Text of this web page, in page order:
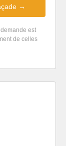
→
est
de celles